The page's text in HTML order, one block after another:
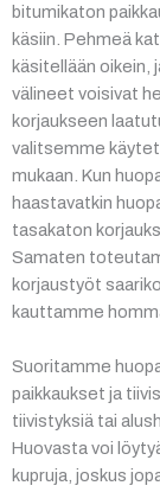
bitumikaton
käsiin. Pehmeä
käsitellään oikein,
välineet voisivat
korjaukseen
valitsemme
mukaan. Kun
haastavatkin
tasakaton
Samaten
korjaustyöt
kauttamme
Suoritamme
paikkaukset ja
tiivistyksiä tai
Huovasta voi
kupruja, joskus